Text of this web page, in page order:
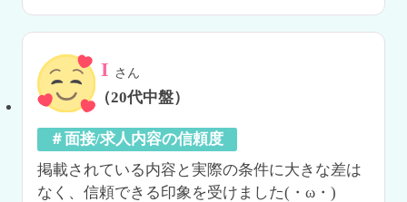
I さん
（20代中盤）
＃面接/求人内容の信頼度
掲載されている内容と実際の条件に大きな差は
なく、信頼できる印象を受けました(・ω・)